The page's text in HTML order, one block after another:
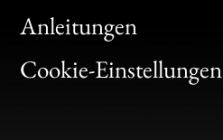
Anleitungen
Cookie-Einstellungen